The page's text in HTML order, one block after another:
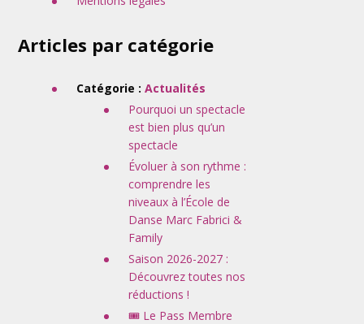
Articles par catégorie
Catégorie : Actualités
Pourquoi un spectacle
est bien plus qu’un
spectacle
Évoluer à son rythme :
comprendre les
niveaux à l’École de
Danse Marc Fabrici &
Family
Saison 2026-2027 :
Découvrez toutes nos
réductions !
🎟️ Le Pass Membre